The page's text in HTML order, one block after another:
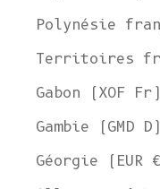
Polynésie
Territoires
Gabon (XOF Fr)
Gambie (GMD D)
Géorgie (EUR